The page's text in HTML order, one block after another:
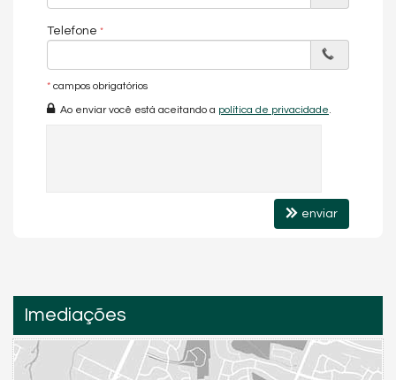
Telefone
* campos obrigatórios
Ao enviar você está aceitando a política de privacidade.
enviar
Imediações